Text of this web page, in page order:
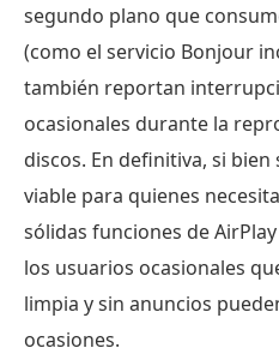
segundo plano que
(como el servicio Bonjour
también reportan
ocasionales durante la
discos. En definitiva, si
viable para quienes
sólidas funciones de
los usuarios ocasionales
limpia y sin anuncios
ocasiones.